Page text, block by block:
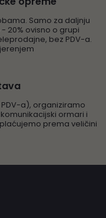
Samo za daljnju
20% ovisno o grupi
bez PDV-a.
a), organiziramo
ormari i
prema veličini